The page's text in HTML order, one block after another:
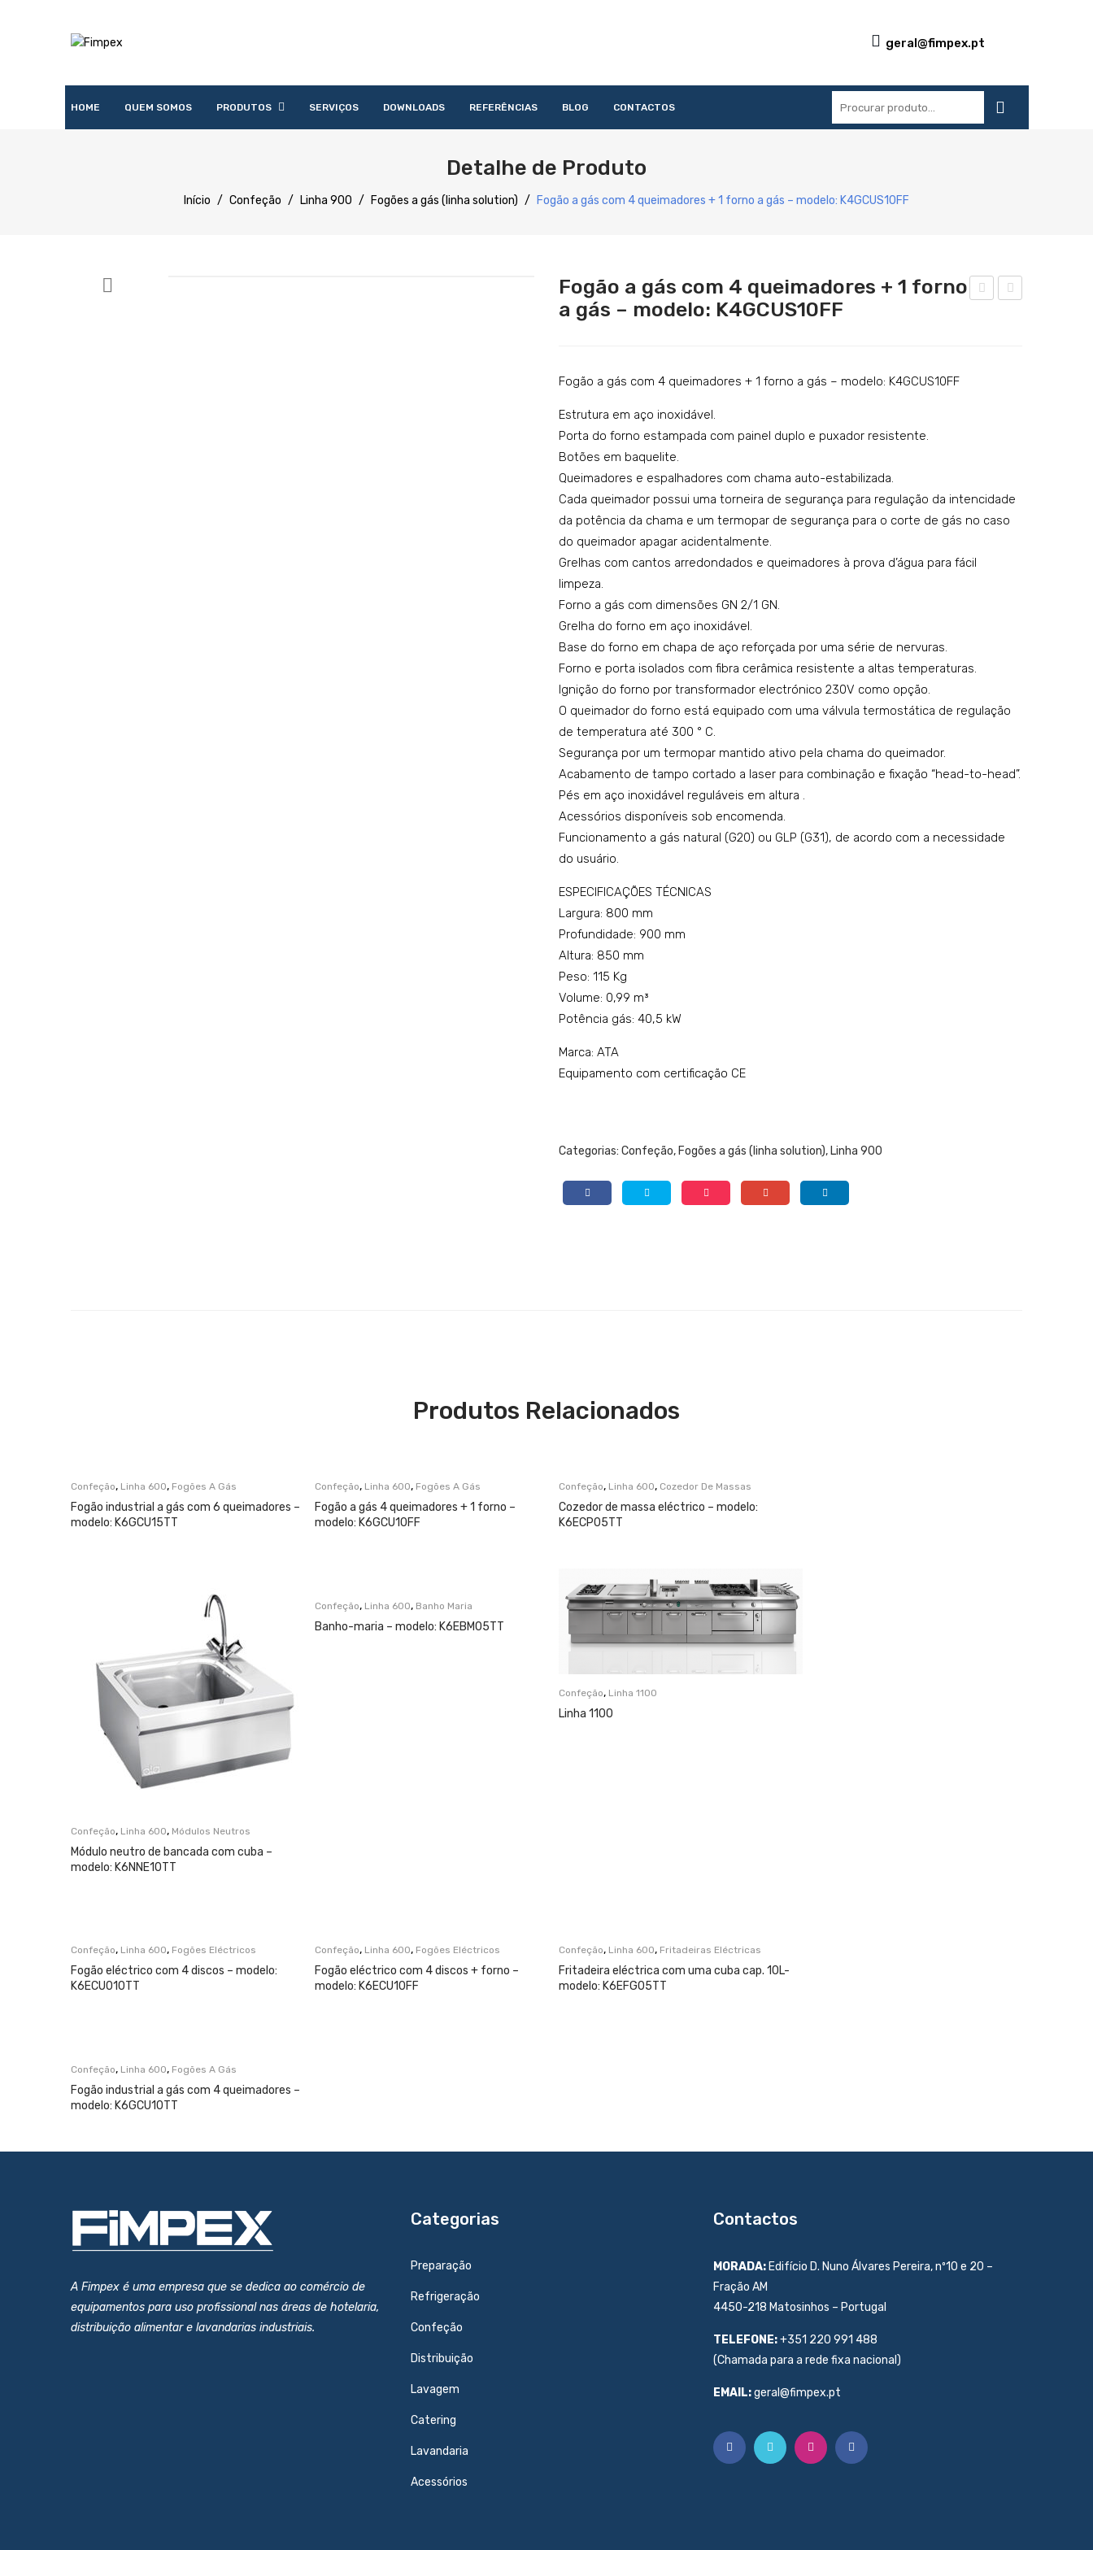
geral@fimpex.pt
HOME QUEM SOMOS PRODUTOS SERVIÇOS DOWNLOADS REFERÊNCIAS BLOG CONTACTOS
Detalhe de Produto
Início / Confeção / Linha 900 / Fogões a gás (linha solution) / Fogão a gás com 4 queimadores + 1 forno a gás – modelo: K4GCUS10FF
radi
e –
RU
es
–
Fogão a gás com 4 queimadores + 1 forno
a gás – modelo: K4GCUS10FF
Fogão a gás com 4 queimadores + 1 forno a gás – modelo: K4GCUS10FF
Estrutura em aço inoxidável.
Porta do forno estampada com painel duplo e puxador resistente.
Botões em baquelite.
Queimadores e espalhadores com chama auto-estabilizada.
Cada queimador possui uma torneira de segurança para regulação da intencidade
da potência da chama e um termopar de segurança para o corte de gás no caso
do queimador apagar acidentalmente.
Grelhas com cantos arredondados e queimadores à prova d’água para fácil
limpeza.
Forno a gás com dimensões GN 2/1 GN.
Grelha do forno em aço inoxidável.
Base do forno em chapa de aço reforçada por uma série de nervuras.
Forno e porta isolados com fibra cerâmica resistente a altas temperaturas.
Ignição do forno por transformador electrónico 230V como opção.
O queimador do forno está equipado com uma válvula termostática de regulação
de temperatura até 300 ° C.
Segurança por um termopar mantido ativo pela chama do queimador.
Acabamento de tampo cortado a laser para combinação e fixação “head-to-head”.
Pés em aço inoxidável reguláveis em altura .
Acessórios disponíveis sob encomenda.
Funcionamento a gás natural (G20) ou GLP (G31), de acordo com a necessidade
do usuário.
ESPECIFICAÇÕES TÉCNICAS
Largura: 800 mm
Profundidade: 900 mm
Altura: 850 mm
Peso: 115 Kg
Volume: 0,99 m³
Potência gás: 40,5 kW
Marca: ATA
Equipamento com certificação CE
Categorias: Confeção, Fogões a gás (linha solution), Linha 900
Produtos Relacionados
Confeção, Linha 600, Fogões A Gás
Fogão industrial a gás com 6 queimadores –
modelo: K6GCU15TT
Confeção, Linha 600, Fogões A Gás
Fogão a gás 4 queimadores + 1 forno –
modelo: K6GCU10FF
Confeção, Linha 600, Cozedor De Massas
Cozedor de massa eléctrico – modelo:
K6ECP05TT
Confeção, Linha 600, Módulos Neutros
Módulo neutro de bancada com cuba –
modelo: K6NNE10TT
Confeção, Linha 600, Banho Maria
Banho-maria – modelo: K6EBM05TT
Confeção, Linha 1100
Linha 1100
Confeção, Linha 600, Fogões Eléctricos
Fogão eléctrico com 4 discos – modelo:
K6ECU010TT
Confeção, Linha 600, Fogões Eléctricos
Fogão eléctrico com 4 discos + forno –
modelo: K6ECU10FF
Confeção, Linha 600, Fritadeiras Eléctricas
Fritadeira eléctrica com uma cuba cap. 10L-
modelo: K6EFG05TT
Confeção, Linha 600, Fogões A Gás
Fogão industrial a gás com 4 queimadores –
modelo: K6GCU10TT
A Fimpex é uma empresa que se dedica ao comércio de
equipamentos para uso profissional nas áreas de hotelaria,
distribuição alimentar e lavandarias industriais.
Categorias
Preparação
Refrigeração
Confeção
Distribuição
Lavagem
Catering
Lavandaria
Acessórios
Contactos
MORADA: Edifício D. Nuno Álvares Pereira, nº10 e 20 –
Fração AM
4450-218 Matosinhos – Portugal
TELEFONE:+351 220 991 488
(Chamada para a rede fixa nacional)
EMAIL:geral@fimpex.pt